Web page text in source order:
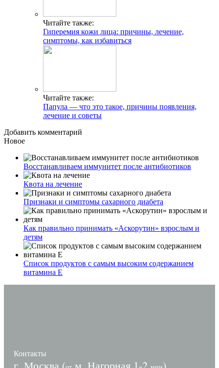
Читайте также:
Гиперемия кожи лица: причины, лечение,
симптомы, как избавиться
Читайте также:
Папула — что это такое, причины появления,
лечение и советы
Добавить комментарий
Новое
Восстанавливаем иммунитет после антибиотиков
Квота на лечение
Признаки и симптомы сахарного диабета
Как правильно принимать «Аскорутин» взрослым и
детям
Список продуктов с самым высоким содержанием
витамина E
Контакты